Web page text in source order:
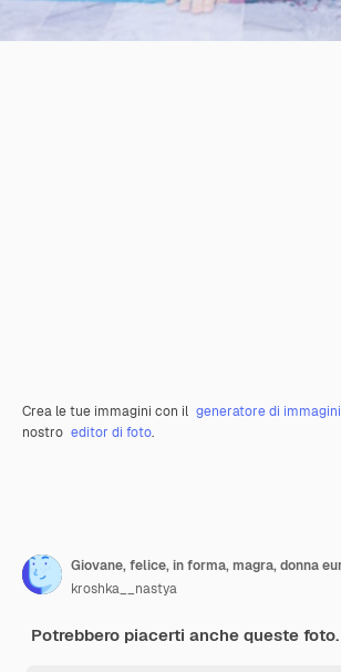
Crea le tue immagini con il generatore di immagini
nostro editor di foto.
kroshka__nastya
Potrebbero piacerti anche queste foto.